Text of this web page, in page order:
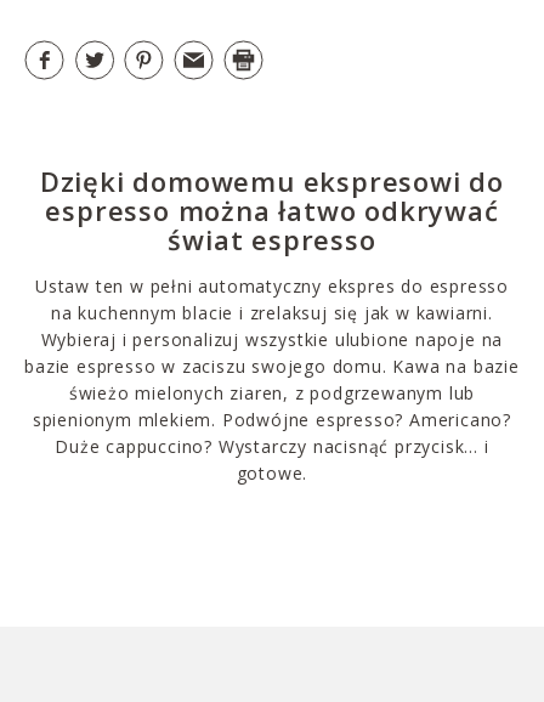
Dzięki domowemu ekspresowi do
espresso można łatwo odkrywać
świat espresso
Ustaw ten w pełni automatyczny ekspres do espresso
na kuchennym blacie i zrelaksuj się jak w kawiarni.
Wybieraj i personalizuj wszystkie ulubione napoje na
bazie espresso w zaciszu swojego domu. Kawa na bazie
świeżo mielonych ziaren, z podgrzewanym lub
spienionym mlekiem. Podwójne espresso? Americano?
Duże cappuccino? Wystarczy nacisnąć przycisk… i
gotowe.